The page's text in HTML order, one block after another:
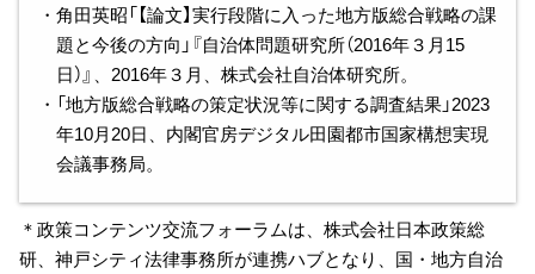
・角田英昭「【論文】実行段階に入った地方版総合戦略の課
題と今後の方向」『自治体問題研究所（2016年３月15
日）』、2016年３月、株式会社自治体研究所。
・「地方版総合戦略の策定状況等に関する調査結果」2023
年10月20日、内閣官房デジタル田園都市国家構想実現
会議事務局。
＊政策コンテンツ交流フォーラムは、株式会社日本政策総
研、神戸シティ法律事務所が連携ハブとなり、国・地方自治